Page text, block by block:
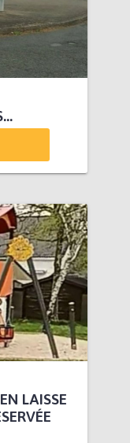
LAISSE